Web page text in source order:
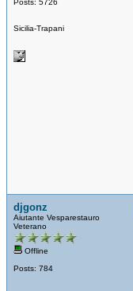
Posts: 5726
Sicilia-Trapani
djgonz
Aiutante Vesparestauro
Veterano
Offline
Posts: 784